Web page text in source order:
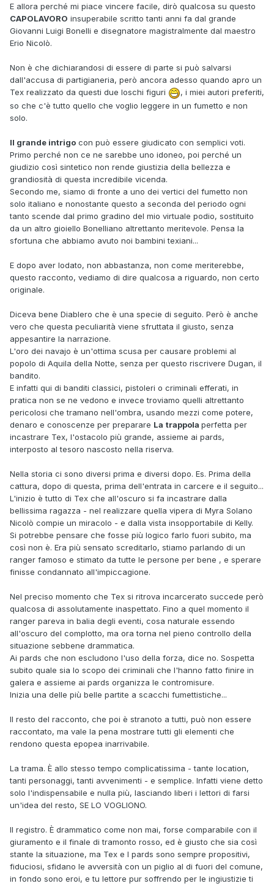
E allora perché mi piace vincere facile, dirò qualcosa su questo
CAPOLAVORO insuperabile scritto tanti anni fa dal grande
Giovanni Luigi Bonelli e disegnatore magistralmente dal maestro
Erio Nicolò.
Non è che dichiarandosi di essere di parte si può salvarsi
dall'accusa di partigianeria, però ancora adesso quando apro un
Tex realizzato da questi due loschi figuri
, i miei autori preferiti,
so che c'è tutto quello che voglio leggere in un fumetto e non
solo.
Il grande intrigo con può essere giudicato con semplici voti.
Primo perché non ce ne sarebbe uno idoneo, poi perché un
giudizio così sintetico non rende giustizia della bellezza e
grandiosità di questa incredibile vicenda.
Secondo me, siamo di fronte a uno dei vertici del fumetto non
solo italiano e nonostante questo a seconda del periodo ogni
tanto scende dal primo gradino del mio virtuale podio, sostituito
da un altro gioiello Bonelliano altrettanto meritevole. Pensa la
sfortuna che abbiamo avuto noi bambini texiani...
E dopo aver lodato, non abbastanza, non come meriterebbe,
questo racconto, vediamo di dire qualcosa a riguardo, non certo
originale.
Diceva bene Diablero che è una specie di seguito. Però è anche
vero che questa peculiarità viene sfruttata il giusto, senza
appesantire la narrazione.
L'oro dei navajo è un'ottima scusa per causare problemi al
popolo di Aquila della Notte, senza per questo riscrivere Dugan, il
bandito.
E infatti qui di banditi classici, pistoleri o criminali efferati, in
pratica non se ne vedono e invece troviamo quelli altrettanto
pericolosi che tramano nell'ombra, usando mezzi come potere,
denaro e conoscenze per preparare La trappola perfetta per
incastrare Tex, l'ostacolo più grande, assieme ai pards,
interposto al tesoro nascosto nella riserva.
Nella storia ci sono diversi prima e diversi dopo. Es. Prima della
cattura, dopo di questa, prima dell'entrata in carcere e il seguito...
L'inizio è tutto di Tex che all'oscuro si fa incastrare dalla
bellissima ragazza - nel realizzare quella vipera di Myra Solano
Nicolò compie un miracolo - e dalla vista insopportabile di Kelly.
Si potrebbe pensare che fosse più logico farlo fuori subito, ma
così non è. Era più sensato screditarlo, stiamo parlando di un
ranger famoso e stimato da tutte le persone per bene , e sperare
finisse condannato all'impiccagione.
Nel preciso momento che Tex si ritrova incarcerato succede però
qualcosa di assolutamente inaspettato. Fino a quel momento il
ranger pareva in balia degli eventi, cosa naturale essendo
all'oscuro del complotto, ma ora torna nel pieno controllo della
situazione sebbene drammatica.
Ai pards che non escludono l'uso della forza, dice no. Sospetta
subito quale sia lo scopo dei criminali che l'hanno fatto finire in
galera e assieme ai pards organizza le contromisure.
Inizia una delle più belle partite a scacchi fumettistiche...
Il resto del racconto, che poi è stranoto a tutti, può non essere
raccontato, ma vale la pena mostrare tutti gli elementi che
rendono questa epopea inarrivabile.
La trama. È allo stesso tempo complicatissima - tante location,
tanti personaggi, tanti avvenimenti - e semplice. Infatti viene detto
solo l'indispensabile e nulla più, lasciando liberi i lettori di farsi
un'idea del resto, SE LO VOGLIONO.
Il registro. È drammatico come non mai, forse comparabile con il
giuramento e il finale di tramonto rosso, ed è giusto che sia così
stante la situazione, ma Tex e I pards sono sempre propositivi,
fiduciosi, sfidano le avversità con un piglio al di fuori del comune,
in fondo sono eroi, e tu lettore pur soffrendo per le ingiustizie ti